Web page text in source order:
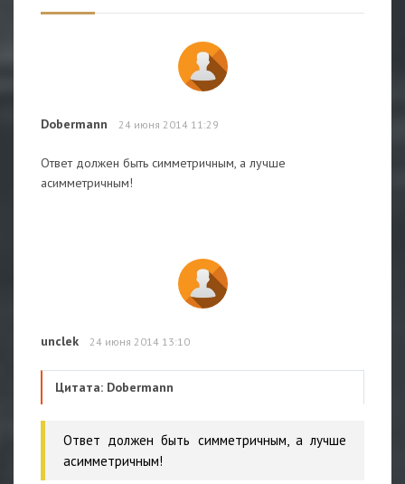
Dobermann 24 июня 2014 11:29
Ответ должен быть симметричным, а лучше
асимметричным!
unclek 24 июня 2014 13:10
Цитата: Dobermann
Ответ должен быть симметричным, а лучше
асимметричным!